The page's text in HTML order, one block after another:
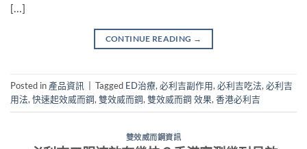
[…]
CONTINUE READING →
Posted in 產品資訊 Tagged ED治療,必利吉副作用,必利吉吃法,必利吉
用法,快速起效威而鋼,雙效威而鋼,雙效威而鋼 效果,香港必利吉
雙效威而鋼資訊